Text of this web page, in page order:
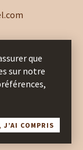
que
sur notre
J’AI COMPRIS